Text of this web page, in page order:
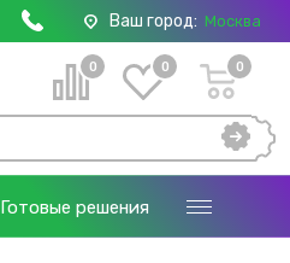
Ваш город: Москва
0 0 0
Готовые решения